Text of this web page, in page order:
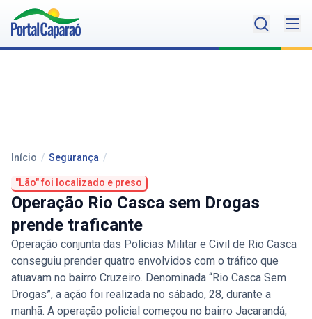
Início / Segurança /
"Lão" foi localizado e preso
Operação Rio Casca sem Drogas
prende traficante
Operação conjunta das Polícias Militar e Civil de Rio Casca
conseguiu prender quatro envolvidos com o tráfico que
atuavam no bairro Cruzeiro. Denominada “Rio Casca Sem
Drogas”, a ação foi realizada no sábado, 28, durante a
manhã. A operação policial começou no bairro Jacarandá,